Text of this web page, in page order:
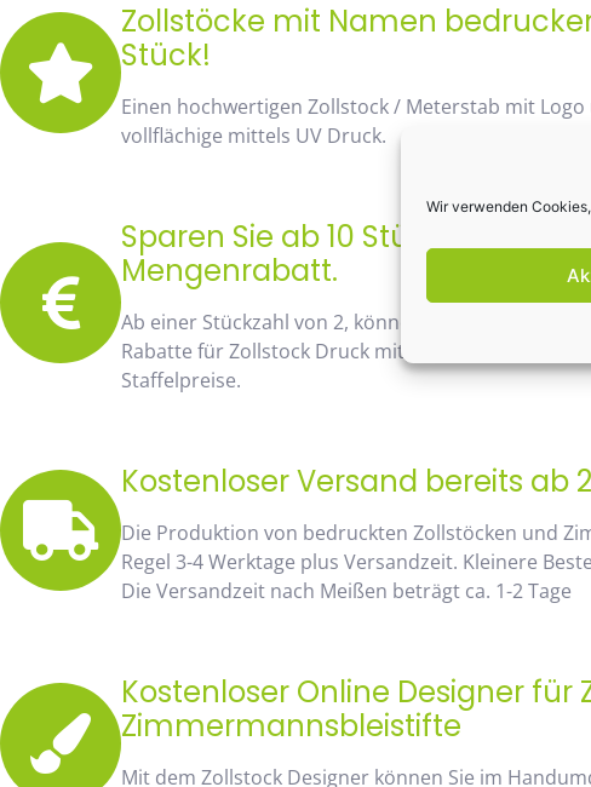
Wir verwenden
Zollstöcke mit Namen
Stück!
Einen hochwertigen Zollstock / Meterstab mit
vollflächige mittels UV Druck.
Sparen Sie ab 10 Stück fast 48%
Mengenrabatt.
Ab einer Stückzahl von 2, können Sie bereits von
Rabatte für Zollstock Druck mit Namen und Logo,
Staffelpreise.
Kostenloser Versand bereits ab
Die Produktion von bedruckten Zollstöcken und
Regel 3-4 Werktage plus Versandzeit. Kleinere
Die Versandzeit nach Meißen beträgt ca. 1-2 Tage
Kostenloser Online Designer für
Zimmermannsbleistifte
Mit dem Zollstock Designer können Sie im